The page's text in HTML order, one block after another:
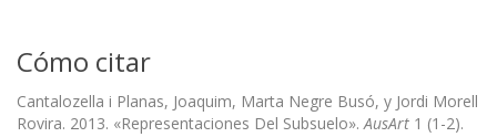
Cómo citar
Cantalozella i Planas, Joaquim, Marta Negre Busó, y Jordi Morell
Rovira. 2013. «Representaciones Del Subsuelo».AusArt 1 (1-2).